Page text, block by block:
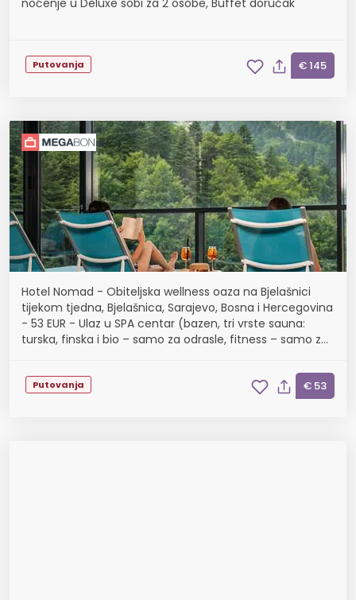
noćenje u Deluxe sobi za 2 osobe, Buffet doručak
Putovanja € 145
Hotel Nomad - Obiteljska wellness oaza na Bjelašnici
tijekom tjedna, Bjelašnica, Sarajevo, Bosna i Hercegovina
- 53 EUR - Ulaz u SPA centar (bazen, tri vrste sauna:
turska, finska i bio – samo za odrasle, fitness – samo za
Putovanja € 53